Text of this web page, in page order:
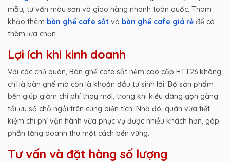
mẫu, tư vấn màu sơn và giao hàng nhanh toàn quốc. Tham
khảo thêm bàn ghế cafe sắt và bàn ghế cafe giá rẻ để có
thêm lựa chọn.
Lợi ích khi kinh doanh
Với các chủ quán, Bàn ghế cafe sắt nệm cao cấp HTT26 không
chỉ là bàn ghế mà còn là khoản đầu tư sinh lời. Bộ sản phẩm
bền giúp giảm chi phí thay mới, trong khi kiểu dáng gọn gàng
tối ưu số chỗ ngồi trên cùng diện tích. Nhờ đó, quán vừa tiết
kiệm chi phí vận hành vừa phục vụ được nhiều khách hơn, góp
phần tăng doanh thu một cách bền vững.
Tư vấn và đặt hàng số lượng